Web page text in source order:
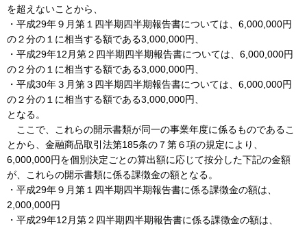
を超えないことから、
・平成29年９月第１四半期四半期報告書については、6,000,000円
の２分の１に相当する額である3,000,000円、
・平成29年12月第２四半期四半期報告書については、6,000,000円
の２分の１に相当する額である3,000,000円、
・平成30年３月第３四半期四半期報告書については、6,000,000円
の２分の１に相当する額である3,000,000円、
となる。
ここで、これらの開示書類が同一の事業年度に係るものであるこ
とから、金融商品取引法第185条の７第６項の規定により、
6,000,000円を個別決定ごとの算出額に応じて按分した下記の金額
が、これらの開示書類に係る課徴金の額となる。
・平成29年９月第１四半期四半期報告書に係る課徴金の額は、
2,000,000円
・平成29年12月第２四半期四半期報告書に係る課徴金の額は、